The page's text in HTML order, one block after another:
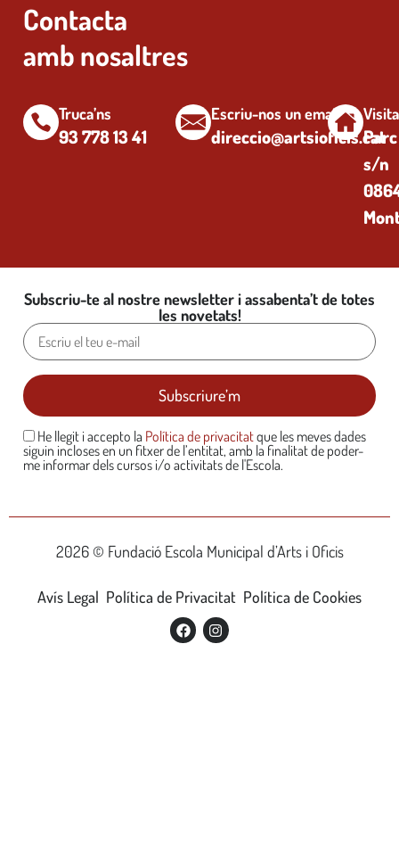
Contacta
amb nosaltres
Truca’ns
93 778 13 41
Escriu-nos un email
direccio@artsioficis.cat
s/n
Subscriu-te al nostre newsletter i assabenta’t de totes
les novetats!
He llegit i accepto la Política de privacitatque les meves dades
siguin incloses en un fitxer de l’entitat, amb la finalitat de poder-
me informar dels cursos i/o activitats de l'Escola.
2026 © Fundació Escola Municipal d’Arts i Oficis
Avís Legal Política de Privacitat Política de Cookies